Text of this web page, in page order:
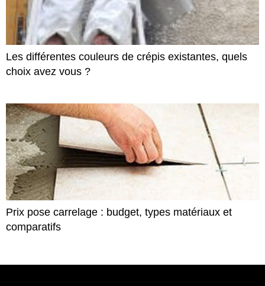
Les différentes couleurs de crépis existantes, quels
choix avez vous ?
Prix pose carrelage : budget, types matériaux et
comparatifs